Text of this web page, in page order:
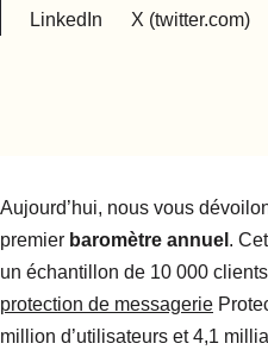
LinkedIn X (twitter.com)
Aujourd’hui, nous vous
premier baromètre annuel .
un échantillon de 10 000
protection de messagerie
million d’utilisateurs et 4,1